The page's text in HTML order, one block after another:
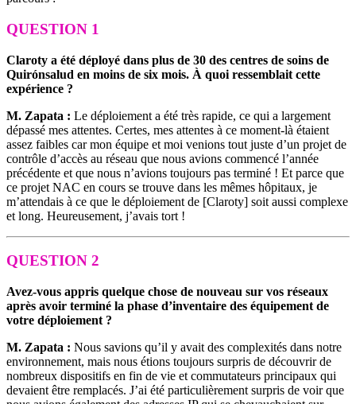
QUESTION 1
Claroty a été déployé dans plus de 30 des centres de soins de
Quirónsalud en moins de six mois. À quoi ressemblait cette
expérience ?
M. Zapata : Le déploiement a été très rapide, ce qui a largement
dépassé mes attentes. Certes, mes attentes à ce moment-là étaient
assez faibles car mon équipe et moi venions tout juste d’un projet de
contrôle d’accès au réseau que nous avions commencé l’année
précédente et que nous n’avions toujours pas terminé ! Et parce que
ce projet NAC en cours se trouve dans les mêmes hôpitaux, je
m’attendais à ce que le déploiement de [Claroty] soit aussi complexe
et long. Heureusement, j’avais tort !
QUESTION 2
Avez-vous appris quelque chose de nouveau sur vos réseaux
après avoir terminé la phase d’inventaire des équipement de
votre déploiement ?
M. Zapata : Nous savions qu’il y avait des complexités dans notre
environnement, mais nous étions toujours surpris de découvrir de
nombreux dispositifs en fin de vie et commutateurs principaux qui
devaient être remplacés. J’ai été particulièrement surpris de voir que